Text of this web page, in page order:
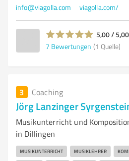
info@viagolla.com viagolla.com/
5,00 / 5,00
7 Bewertungen (1 Quelle)
3 Coaching
Jörg Lanzinger
Musikunterricht und
in Dillingen
MUSIKUNTERRICHT MUSIKLEHRER